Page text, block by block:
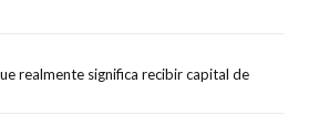
realmente significa recibir capital de